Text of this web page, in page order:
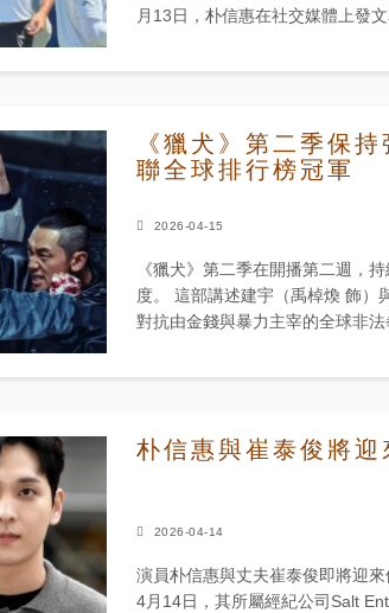
月13日，朴信惠在社交媒體上發文
些新公開的照...
《獵犬》第二季保
聯全球排行榜冠軍
2026-04-15
《獵犬》第二季在開播第二週，
度。 這部講述建宇（禹棹煥 飾）
對抗由金錢與暴力主宰的全球非法
劇在 4 ...
朴信惠與崔泰俊將迎
2026-04-14
演員朴信惠與丈夫崔泰俊即將迎來
4月14日，其所屬經紀公司Salt